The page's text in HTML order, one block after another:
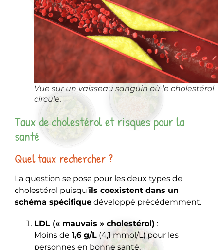
Vue sur un vaisseau sanguin où le cholestérol
circule.
Taux de cholestérol et risques pour la
santé
Quel taux rechercher ?
La question se pose pour les deux types de
cholestérol puisqu’ils coexistent dans un
schéma spécifique développé précédemment.
LDL (« mauvais » cholestérol) :
Moins de 1,6 g/L (4,1 mmol/L) pour les
personnes en bonne santé.